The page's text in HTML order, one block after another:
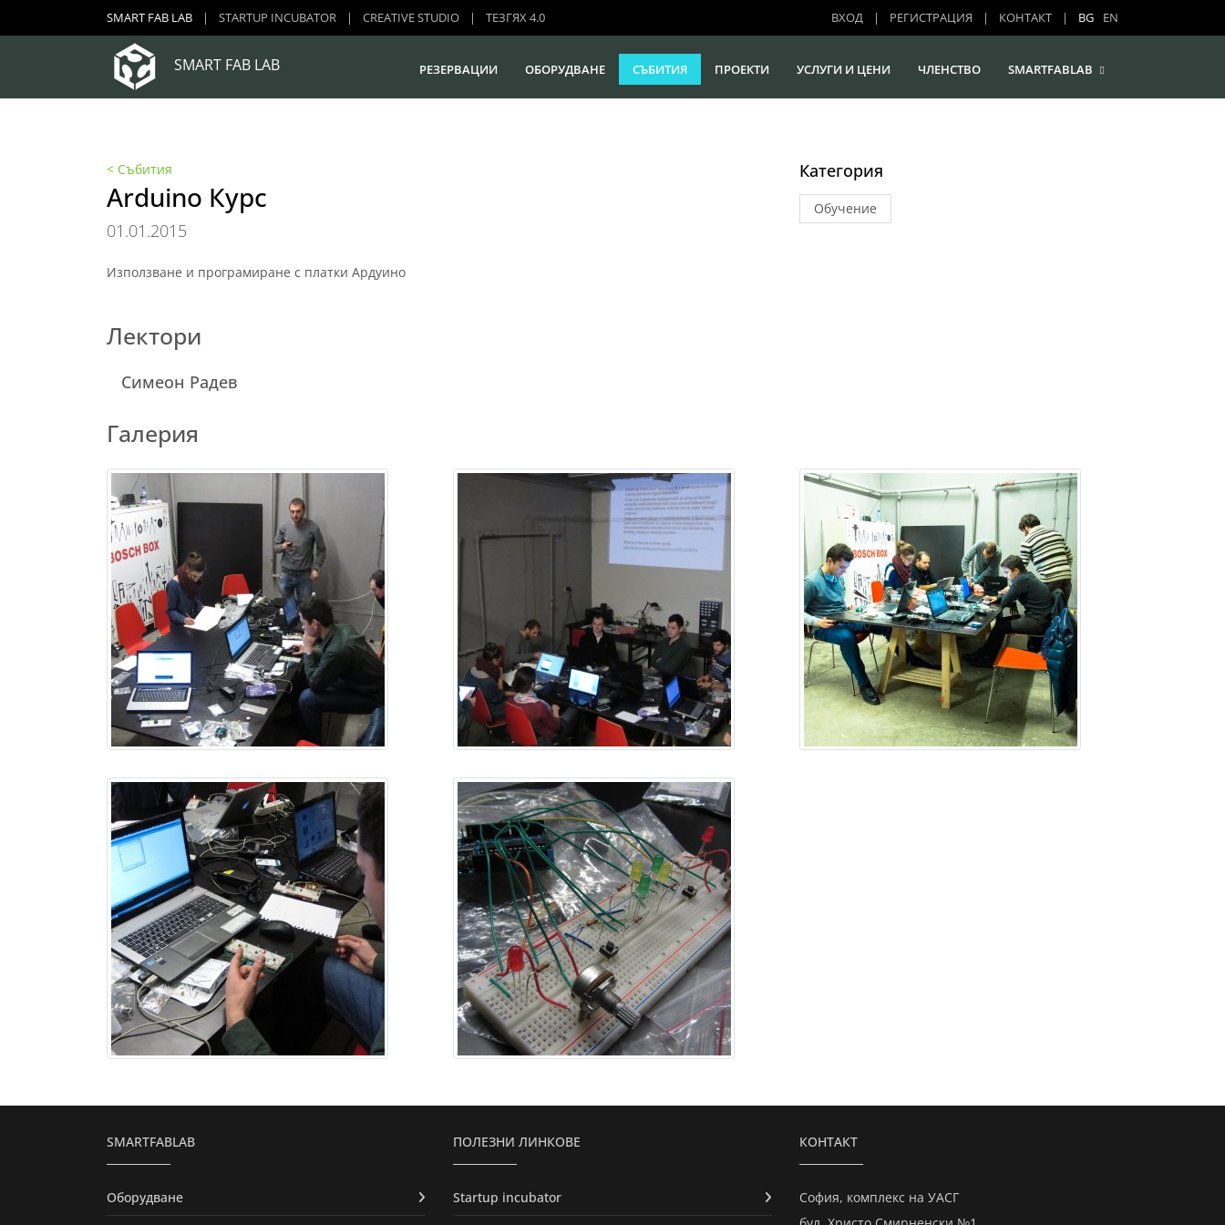
SMART FAB LAB | STARTUP INCUBATOR | CREATIVE STUDIO | ТЕЗГЯХ 4.0 ВХОД | РЕГИСТРАЦИЯ | КОНТАКТ | BG EN
SMART FAB LAB РЕЗЕРВАЦИИ ОБОРУДВАНЕ СЪБИТИЯ ПРОЕКТИ УСЛУГИ И ЦЕНИ ЧЛЕНСТВО SMARTFABLAB
< Събития
Arduino Курс
01.01.2015
Използване и програмиране с платки Ардуино
Категория
Обучение
Лектори
Симеон Радев
Галерия
SMARTFABLAB
Оборудване
ПОЛЕЗНИ ЛИНКОВЕ
Startup incubator
КОНТАКТ
София, комплекс на УАСГ